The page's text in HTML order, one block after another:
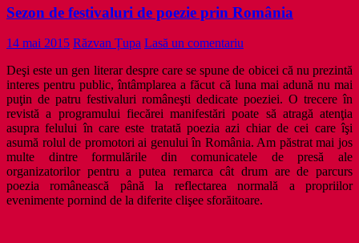
Sezon de festivaluri de poezie prin România
14 mai 2015 Răzvan Țupa Lasă un comentariu
Deşi este un gen literar despre care se spune de obicei că nu prezintă
interes pentru public, întâmplarea a făcut că luna mai adună nu mai
puţin de patru festivaluri româneşti dedicate poeziei. O trecere în
revistă a programului fiecărei manifestări poate să atragă atenţia
asupra felului în care este tratată poezia azi chiar de cei care îşi
asumă rolul de promotori ai genului în România. Am păstrat mai jos
multe dintre formulările din comunicatele de presă ale
organizatorilor pentru a putea remarca cât drum are de parcurs
poezia românească până la reflectarea normală a propriilor
evenimente pornind de la diferite clişee sforăitoare.